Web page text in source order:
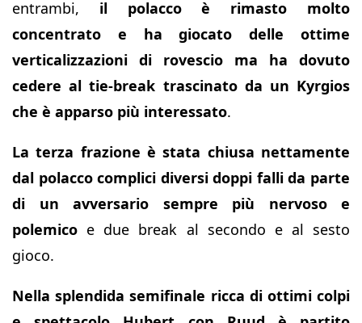
entrambi, il polacco è rimasto molto
concentrato e ha giocato delle ottime
verticalizzazioni di rovescio ma ha dovuto
cedere al tie-break trascinato da un Kyrgios
che è apparso più interessato.
La terza frazione è stata chiusa nettamente
dal polacco complici diversi doppi falli da parte
di un avversario sempre più nervoso e
polemico e due break al secondo e al sesto
gioco.
Nella splendida semifinale ricca di ottimi colpi